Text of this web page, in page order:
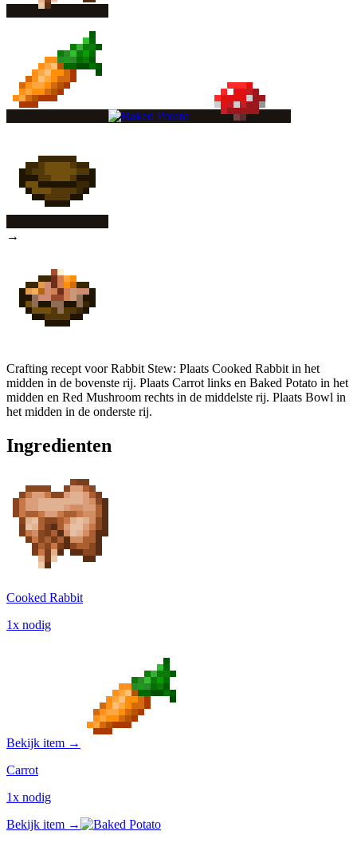
→
Crafting recept voor Rabbit Stew: Plaats Cooked Rabbit in het
midden in de bovenste rij. Plaats Carrot links en Baked Potato in het
midden en Red Mushroom rechts in de middelste rij. Plaats Bowl in
het midden in de onderste rij.
Ingredienten
Cooked Rabbit
1x nodig
Bekijk item →
Carrot
1x nodig
Bekijk item →